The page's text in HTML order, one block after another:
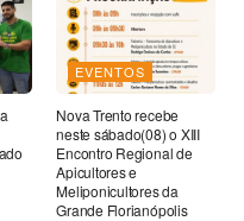
EVENTOS
Nova Trento recebe
neste sábado(08) o XIII
Encontro Regional de
Apicultores e
Meliponicultores da
Grande Florianópolis